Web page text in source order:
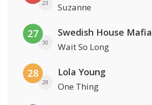
23 Suzanne
27
30
Swedish House Mafia
Wait So Long
28
28
Lola Young
One Thing